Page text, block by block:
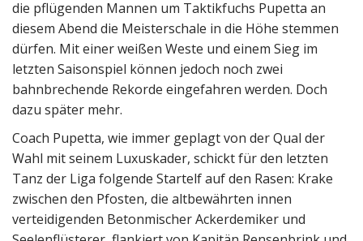
die pflügenden Mannen um Taktikfuchs Pupetta an
diesem Abend die Meisterschale in die Höhe stemmen
dürfen. Mit einer weißen Weste und einem Sieg im
letzten Saisonspiel können jedoch noch zwei
bahnbrechende Rekorde eingefahren werden. Doch
dazu später mehr.
Coach Pupetta, wie immer geplagt von der Qual der
Wahl mit seinem Luxuskader, schickt für den letzten
Tanz der Liga folgende Startelf auf den Rasen: Krake
zwischen den Pfosten, die altbewährten innen
verteidigenden Betonmischer Ackerdemiker und